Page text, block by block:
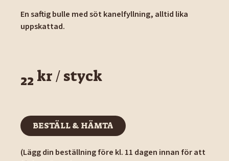
En saftig bulle med söt kanelfyllning, alltid lika
uppskattad.
22 kr / styck
BESTÄLL & HÄMTA
BESTÄLL & HÄMTA
(Lägg din beställning före kl. 11 dagen innan för att